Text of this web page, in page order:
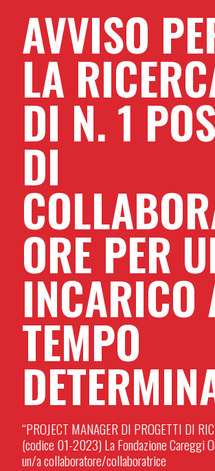
AVVISO
LA
DI N. 1
DI
ORE PER
INCARICO
TEMPO
“PROJECT MANAGER DI PROGETTI DI
(codice 01-2023) La Fondazione Careggi
un/a collaboratore/collaboratrice